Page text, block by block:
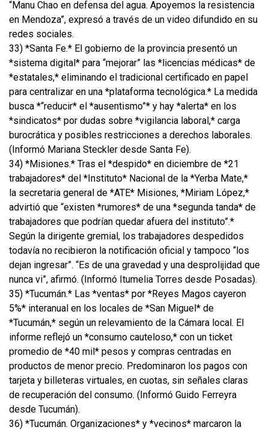
“Manu Chao en defensa del agua. Apoyemos la resistencia
en Mendoza”, expresó a través de un video difundido en su
redes sociales.
33) *Santa Fe.* El gobierno de la provincia presentó un
*sistema digital* para “mejorar” las *licencias médicas* de
*estatales,* eliminando el tradicional certificado en papel
para centralizar en una *plataforma tecnológica.* La medida
busca *“reducir* el *ausentismo”* y hay *alerta* en los
*sindicatos* por dudas sobre *vigilancia laboral,* carga
burocrática y posibles restricciones a derechos laborales.
(Informó Mariana Steckler desde Santa Fe).
34) *Misiones.* Tras el *despido* en diciembre de *21
trabajadores* del *Instituto* Nacional de la *Yerba Mate,*
la secretaria general de *ATE* Misiones, *Miriam López,*
advirtió que “existen *rumores* de una *segunda tanda* de
trabajadores que podrían quedar afuera del instituto”.*
Según la dirigente gremial, los trabajadores despedidos
todavía no recibieron la notificación oficial y tampoco “los
dejan ingresar”. “Es de una gravedad y una desprolijidad que
nunca vi”, afirmó. (Informó Itumelia Torres desde Posadas).
35) *Tucumán.* Las *ventas* por *Reyes Magos cayeron
5%* interanual en los locales de *San Miguel* de
*Tucumán,* según un relevamiento de la Cámara local. El
informe reflejó un *consumo cauteloso,* con un ticket
promedio de *40 mil* pesos y compras centradas en
productos de menor precio. Predominaron los pagos con
tarjeta y billeteras virtuales, en cuotas, sin señales claras
de recuperación del consumo. (Informó Guido Ferreyra
desde Tucumán).
36) *Tucumán. Organizaciones* y *vecinos* marcaron la